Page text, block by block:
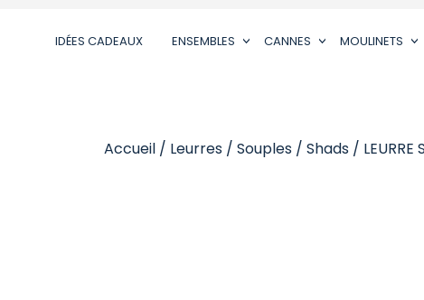
IDÉES CADEAUX ENSEMBLES CANNES MOULINETS
Accueil / Leurres / Souples / Shads / LEURRE